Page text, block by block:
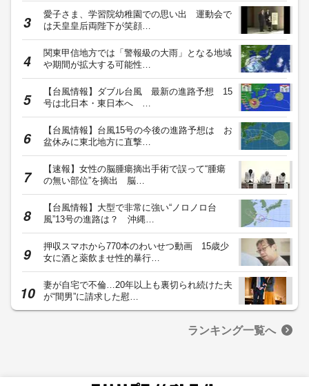
愛子さま、学習院幼稚園での思い出 運動会で
は天皇皇后両陛下が笑顔…
関東甲信地方では「警報級の大雨」となる地域
や期間が拡大する可能性…
【台風情報】ダブル台風 最新の進路予想 15
号は北日本・東日本へ …
【台風情報】台風15号の今後の進路予想は お
盆休みに東北地方に直撃…
【速報】女性の脳腫瘍摘出手術で誤って“腫瘍
の無い部位”を摘出 脳…
【台風情報】大型で非常に強い“ノロノロ台
風”13号の進路は？ 沖縄…
押収スマホから770本のわいせつ動画 15歳少
女に酒と薬飲ませ性的暴行…
妻が自宅で不倫…20年以上も裏切られ続けた夫
が“間男”に請求した慰…
ランキング一覧へ